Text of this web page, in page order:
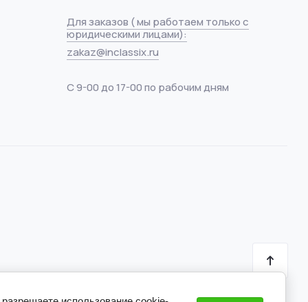
Для заказов ( мы работаем только с
юридическими лицами):
zakaz@inclassix.ru
С 9-00 до 17-00 по рабочим дням